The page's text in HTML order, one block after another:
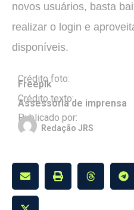
novos usuários, basta
realizar o login e
disponíveis.
Crédito foto:
Freepik
Crédito texto:
Assessoria de imprensa
Publicado por:
Redação JRS